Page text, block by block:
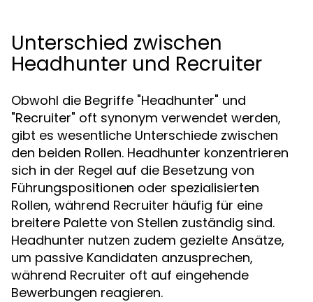
Unterschied zwischen
Headhunter und Recruiter
Obwohl die Begriffe "Headhunter" und
"Recruiter" oft synonym verwendet werden,
gibt es wesentliche Unterschiede zwischen
den beiden Rollen. Headhunter konzentrieren
sich in der Regel auf die Besetzung von
Führungspositionen oder spezialisierten
Rollen, während Recruiter häufig für eine
breitere Palette von Stellen zuständig sind.
Headhunter nutzen zudem gezielte Ansätze,
um passive Kandidaten anzusprechen,
während Recruiter oft auf eingehende
Bewerbungen reagieren.